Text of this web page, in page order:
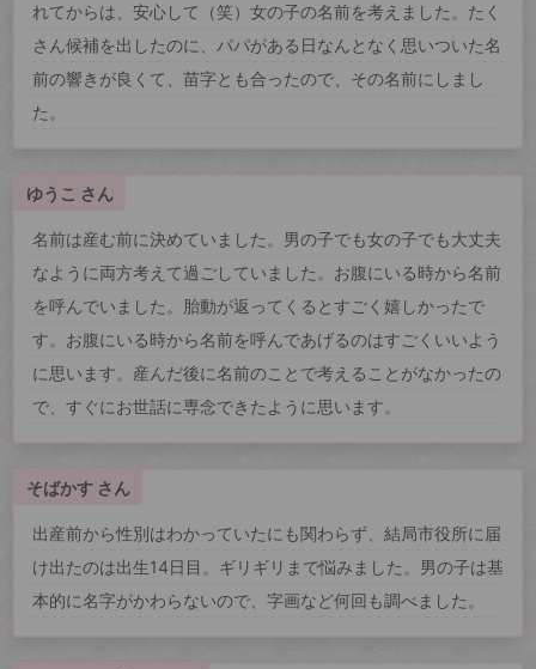
れてからは、安心して（笑）女の子の名前を考えました。たく
さん候補を出したのに、パパがある日なんとなく思いついた名
前の響きが良くて、苗字とも合ったので、その名前にしまし
た。
ゆうこ さん
名前は産む前に決めていました。男の子でも女の子でも大丈夫
なように両方考えて過ごしていました。お腹にいる時から名前
を呼んでいました。胎動が返ってくるとすごく嬉しかったで
す。お腹にいる時から名前を呼んであげるのはすごくいいよう
に思います。産んだ後に名前のことで考えることがなかったの
で、すぐにお世話に専念できたように思います。
そばかす さん
出産前から性別はわかっていたにも関わらず、結局市役所に届
け出たのは出生14日目。ギリギリまで悩みました。男の子は基
本的に名字がかわらないので、字画など何回も調べました。